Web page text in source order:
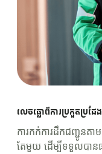
លេចធ្លោពីការប្រកួតប្រជ
ការកក់ការដឹកជញ្ជូនតា
តែមួយ ដើម្បីទទួលបា